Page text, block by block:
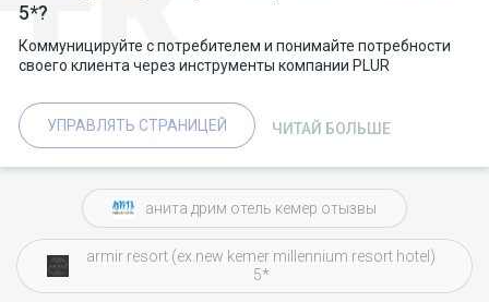
filmed all
did not react in all this
5*?
Коммуницируйте с потребителем и понимайте потребности
своего клиента через инструменты компании PLUR
УПРАВЛЯТЬ СТРАНИЦЕЙ ЧИТАЙ БОЛЬШЕ
анита дрим отель кемер отызвы
armir resort (ex.new kemer millennium resort hotel)
5*